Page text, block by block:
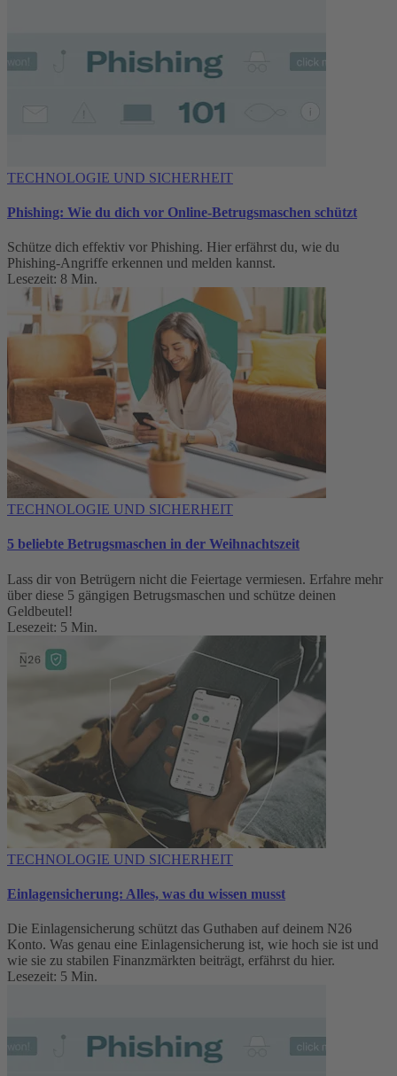
TECHNOLOGIE UND SICHERHEIT
Phishing: Wie du dich vor Online-Betrugsmaschen schützt
Schütze dich effektiv vor Phishing. Hier erfährst du, wie du
Phishing-Angriffe erkennen und melden kannst.
Lesezeit: 8 Min.
TECHNOLOGIE UND SICHERHEIT
5 beliebte Betrugsmaschen in der Weihnachtszeit
Lass dir von Betrügern nicht die Feiertage vermiesen. Erfahre mehr
über diese 5 gängigen Betrugsmaschen und schütze deinen
Geldbeutel!
Lesezeit: 5 Min.
TECHNOLOGIE UND SICHERHEIT
Einlagensicherung: Alles, was du wissen musst
Die Einlagensicherung schützt das Guthaben auf deinem N26
Konto. Was genau eine Einlagensicherung ist, wie hoch sie ist und
wie sie zu stabilen Finanzmärkten beiträgt, erfährst du hier.
Lesezeit: 5 Min.